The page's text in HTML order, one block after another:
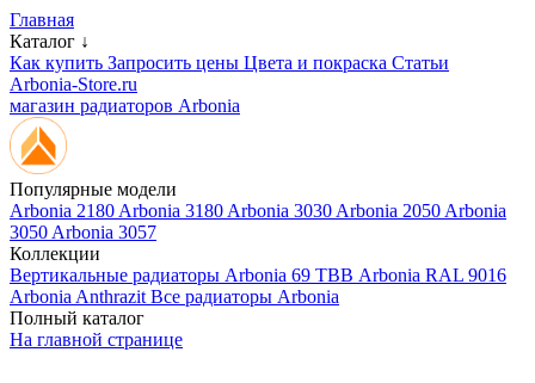
Главная
Каталог ↓
Как купить Запросить цены Цвета и покраска Статьи
Arbonia-Store.ru
магазин радиаторов Arbonia
Популярные модели
Arbonia 2180 Arbonia 3180 Arbonia 3030 Arbonia 2050 Arbonia
3050 Arbonia 3057
Коллекции
Вертикальные радиаторы Arbonia 69 ТВВ Arbonia RAL 9016
Arbonia Anthrazit Все радиаторы Arbonia
Полный каталог
На главной странице